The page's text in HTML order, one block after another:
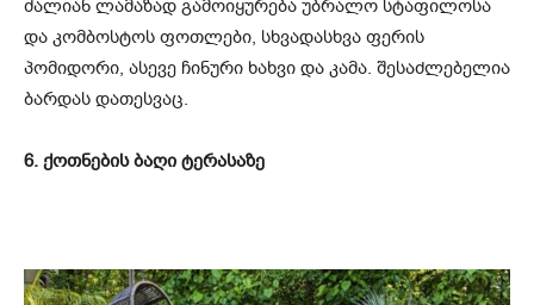
ძალიან ლამაზად გამოიყურება უბრალო სტაფილოსა
და კომბოსტოს ფოთლები, სხვადასხვა ფერის
პომიდორი, ასევე ჩინური ხახვი და კამა. შესაძლებელია
ბარდას დათესვაც.
6. ქოთნების ბაღი ტერასაზე